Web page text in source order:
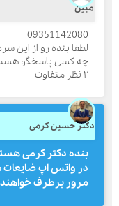
09351142080
لطفا بنده رو از این
چه کسی پاسخگو هست در
دکتر حسین کرمی
بنده دکتر کرمی هستم
در واتس اپ ضایعات شما
مرور برطرف خواهند شد